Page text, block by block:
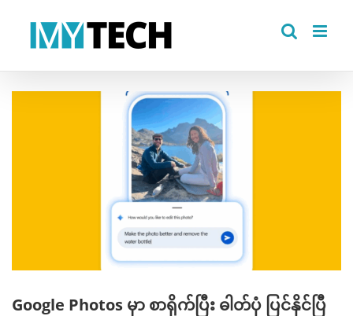
Google Photos မှာ စာရိုက်ပြီး ဓါတ်ပုံ ပြင်နိုင်ပြီ